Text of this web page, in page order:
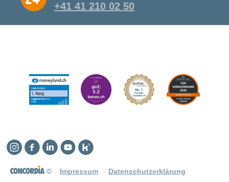
+41 41 210 02 50
© Impressum Datenschutzerklärung
Instagram
Facebook
LinkedinYouTube
Kununu